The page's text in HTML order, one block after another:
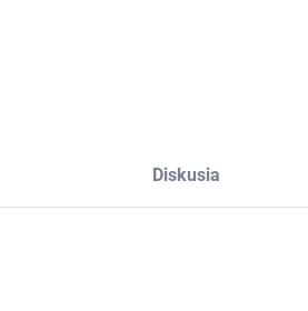
Diskusia